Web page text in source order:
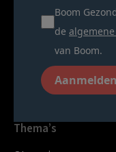
Boom
de
van Boom.
Thema’s